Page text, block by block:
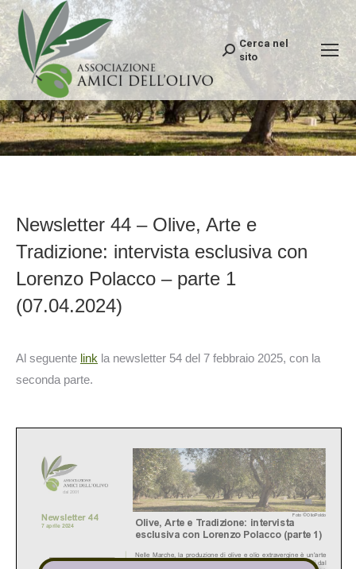
Search:
Cerca nel
sito
Newsletter 44 – Olive, Arte e
Tradizione: intervista esclusiva con
Lorenzo Polacco – parte 1
(07.04.2024)
Al seguente link la newsletter 54 del 7 febbraio 2025, con la
seconda parte.